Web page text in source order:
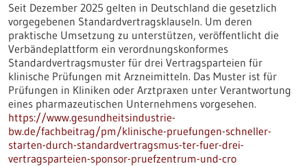
Seit Dezember 2025 gelten in Deutschland die gesetzlich
vorgegebenen Standardvertragsklauseln. Um deren
praktische Umsetzung zu unterstützen, veröffentlicht die
Verbändeplattform ein verordnungskonformes
Standardvertragsmuster für drei Vertragsparteien für
klinische Prüfungen mit Arzneimitteln. Das Muster ist für
Prüfungen in Kliniken oder Arztpraxen unter Verantwortung
eines pharmazeutischen Unternehmens vorgesehen.
https://www.gesundheitsindustrie-
bw.de/fachbeitrag/pm/klinische-pruefungen-schneller-
starten-durch-standardvertragsmus-ter-fuer-drei-
vertragsparteien-sponsor-pruefzentrum-und-cro